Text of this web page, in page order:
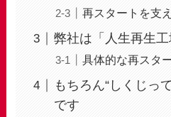
再スタートを支
弊社は「人生再生
具体的な再スタ
もちろん“しくじっ
です